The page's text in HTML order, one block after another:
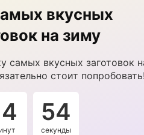
вкусных
на зиму
самых вкусных заготовок
стоит попробовать!
53
секунды